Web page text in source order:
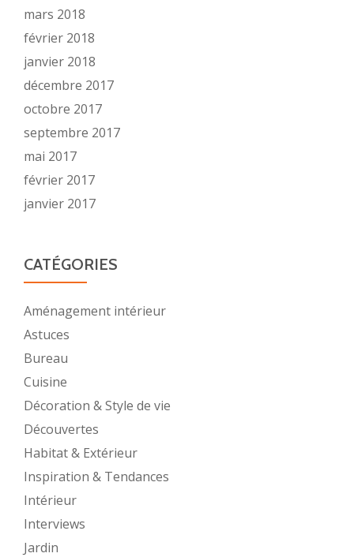
mars 2018
février 2018
janvier 2018
décembre 2017
octobre 2017
septembre 2017
mai 2017
février 2017
janvier 2017
CATÉGORIES
Aménagement intérieur
Astuces
Bureau
Cuisine
Décoration & Style de vie
Découvertes
Habitat & Extérieur
Inspiration & Tendances
Intérieur
Interviews
Jardin